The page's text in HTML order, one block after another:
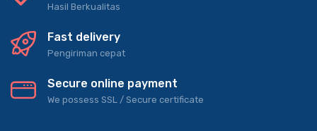
Hasil Berkualitas
Fast delivery
Pengiriman cepat
Secure online payment
We possess SSL / Secure сertificate